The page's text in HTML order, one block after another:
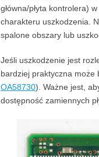
główna/płyta kontrolera)
charakteru uszkodzenia.
spalone obszary lub
Jeśli uszkodzenie jest
bardziej praktyczna może
OA58730). Ważne jest,
dostępność zamiennych